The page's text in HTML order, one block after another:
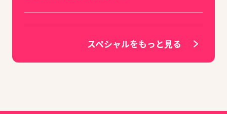
スペシャルをもっと見る